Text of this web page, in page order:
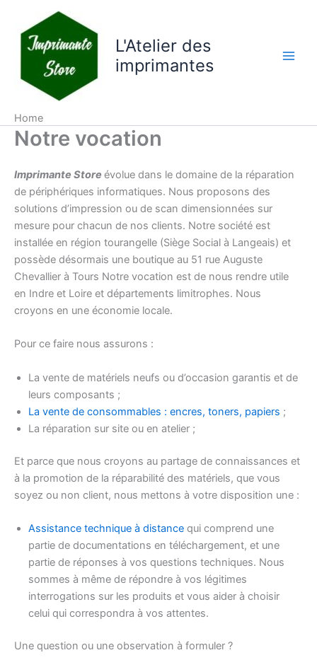
contenu
L'Atelier des
imprimantes
Home
Notre vocation
Imprimante Store évolue dans le domaine de la réparation
de périphériques informatiques. Nous proposons des
solutions d’impression ou de scan dimensionnées sur
mesure pour chacun de nos clients. Notre société est
installée en région tourangelle (Siège Social à Langeais) et
possède désormais une boutique au 51 rue Auguste
Chevallier à Tours Notre vocation est de nous rendre utile
en Indre et Loire et départements limitrophes. Nous
croyons en une économie locale.
Pour ce faire nous assurons :
La vente de matériels neufs ou d’occasion garantis et de
leurs composants ;
La vente de consommables : encres, toners, papiers ;
La réparation sur site ou en atelier ;
Et parce que nous croyons au partage de connaissances et
à la promotion de la réparabilité des matériels, que vous
soyez ou non client, nous mettons à votre disposition une :
Assistance technique à distance qui comprend une
partie de documentations en téléchargement, et une
partie de réponses à vos questions techniques. Nous
sommes à même de répondre à vos légitimes
interrogations sur les produits et vous aider à choisir
celui qui correspondra à vos attentes.
Une question ou une observation à formuler ?